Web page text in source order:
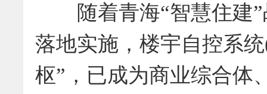
随着青海“智慧住建
落地实施，楼宇自控系
枢”，已成为商业综合体